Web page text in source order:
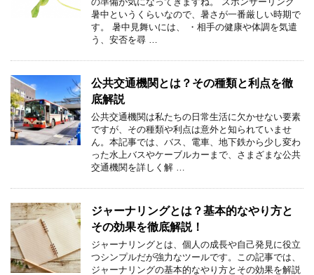
暑中というくらいなので、暑さが一番厳しい時期で
す。 暑中見舞いには、 ・相手の健康や体調を気遣
う、安否を尋 …
公共交通機関とは？その種類と利点を徹
底解説
公共交通機関は私たちの日常生活に欠かせない要素
ですが、その種類や利点は意外と知られていませ
ん。本記事では、バス、電車、地下鉄から少し変わ
った水上バスやケーブルカーまで、さまざまな公共
交通機関を詳しく解 …
ジャーナリングとは？基本的なやり方と
その効果を徹底解説！
ジャーナリングとは、個人の成長や自己発見に役立
つシンプルだが強力なツールです。この記事では、
ジャーナリングの基本的なやり方とその効果を解説